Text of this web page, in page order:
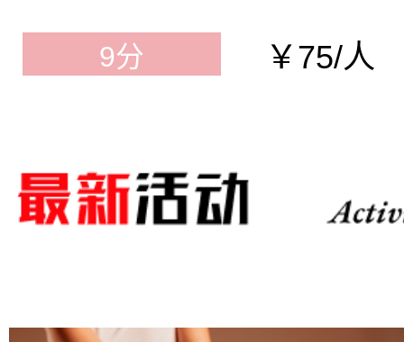
9分 ￥75/人